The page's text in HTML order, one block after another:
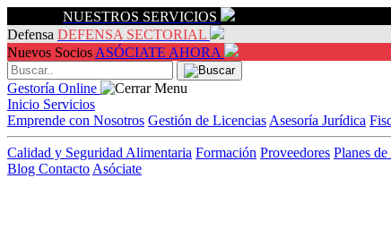
NUESTROS SERVICIOS
Defensa DEFENSA SECTORIAL
Nuevos Socios ASÓCIATE AHORA
Gestoría Online
Inicio Servicios
Emprende con Nosotros Gestión de Licencias Asesoría Jurídica
Calidad y Seguridad Alimentaria Formación Proveedores Planes
Blog Contacto Asóciate